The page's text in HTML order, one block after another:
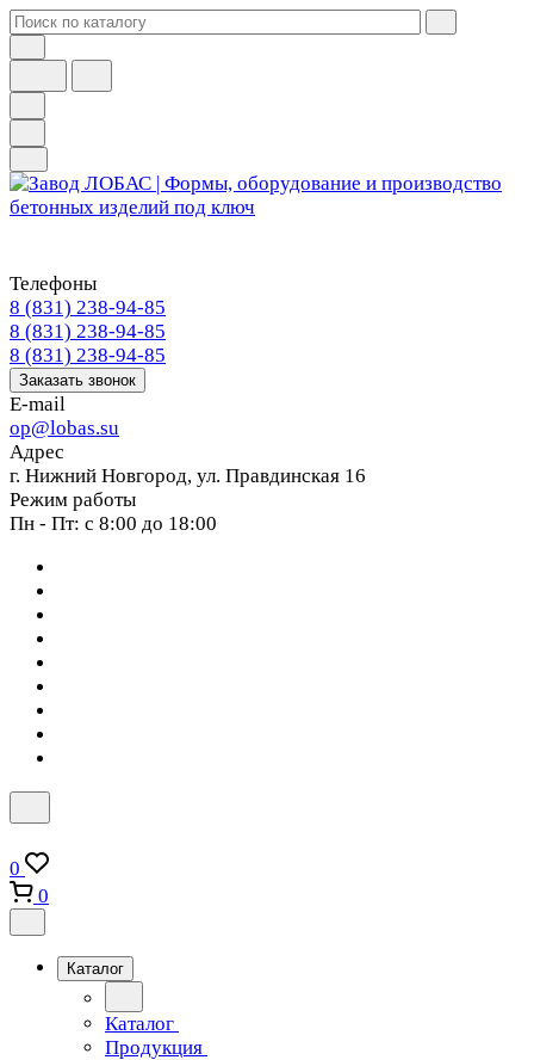
Телефоны
8 (831) 238-94-85
8 (831) 238-94-85
8 (831) 238-94-85
Заказать звонок
E-mail
op@lobas.su
Адрес
г. Нижний Новгород, ул. Правдинская 16
Режим работы
Пн - Пт: с 8:00 до 18:00
0
0
Каталог
Каталог
Продукция